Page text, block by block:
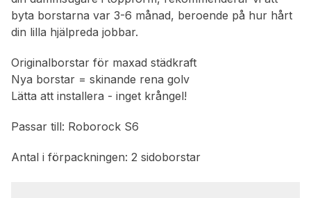
byta borstarna var 3-6 månad, beroende på hur hårt
din lilla hjälpreda jobbar.
Originalborstar för maxad städkraft
Nya borstar = skinande rena golv
Lätta att installera - inget krångel!
Passar till: Roborock S6
Antal i förpackningen: 2 sidoborstar